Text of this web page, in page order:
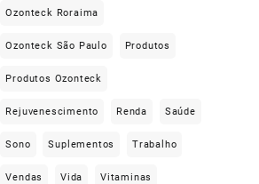
Ozonteck Roraima
Ozonteck São Paulo Produtos
Produtos Ozonteck
Rejuvenescimento Renda Saúde
Sono Suplementos Trabalho
Vendas Vida Vitaminas